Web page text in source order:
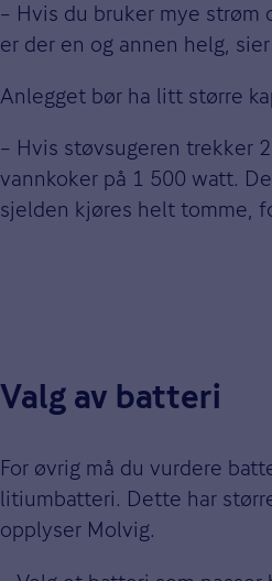
– Hvis du bruker mye strøm
er der en og annen helg,
Anlegget bør ha litt større
– Hvis støvsugeren trekker
vannkoker på 1 500 watt.
sjelden kjøres helt tomme,
Valg av batteri
For øvrig må du vurdere
litiumbatteri. Dette har
opplyser Molvig.